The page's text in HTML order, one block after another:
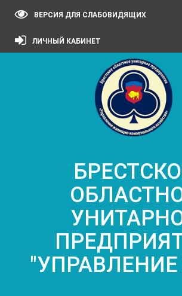
ВЕРСИЯ ДЛЯ СЛАБОВИДЯЩИХ
ЛИЧНЫЙ КАБИНЕТ